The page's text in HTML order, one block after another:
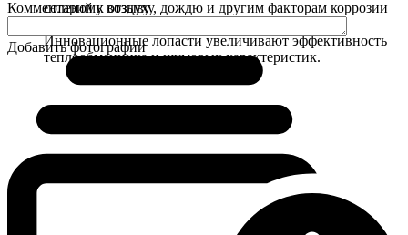
соленому воздуху, дождю и другим факторам коррозии
Инновационные лопасти увеличивают эффективность
теплообменника и шумовых характеристик.
Комментарий к отзыву
Добавить фотографии